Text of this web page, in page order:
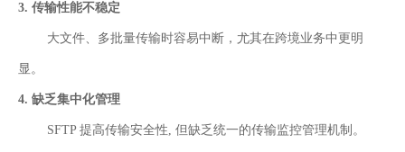
3. 传输性能不稳定
大文件、多批量传输时容易中断，尤其在跨境业务中更明
显。
4. 缺乏集中化管理
SFTP 提高传输安全性, 但缺乏统一的传输监控管理机制。